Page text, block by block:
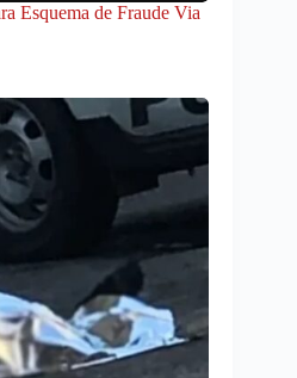
Esquema de Fraude Via